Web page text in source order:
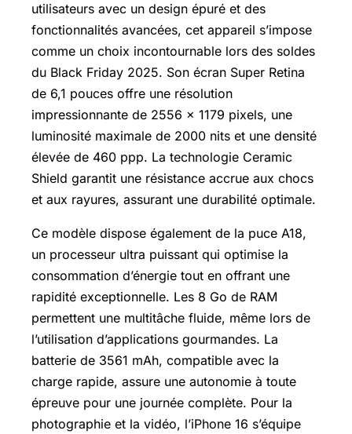
utilisateurs avec un design épuré et des
fonctionnalités avancées, cet appareil s’impose
comme un choix incontournable lors des soldes
du Black Friday 2025. Son écran Super Retina
de 6,1 pouces offre une résolution
impressionnante de 2556 x 1179 pixels, une
luminosité maximale de 2000 nits et une densité
élevée de 460 ppp. La technologie Ceramic
Shield garantit une résistance accrue aux chocs
et aux rayures, assurant une durabilité optimale.
Ce modèle dispose également de la puce A18,
un processeur ultra puissant qui optimise la
consommation d’énergie tout en offrant une
rapidité exceptionnelle. Les 8 Go de RAM
permettent une multitâche fluide, même lors de
l’utilisation d’applications gourmandes. La
batterie de 3561 mAh, compatible avec la
charge rapide, assure une autonomie à toute
épreuve pour une journée complète. Pour la
photographie et la vidéo, l’iPhone 16 s’équipe